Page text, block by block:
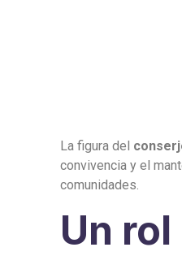
La figura del
convivencia y el
comunidades.
Un